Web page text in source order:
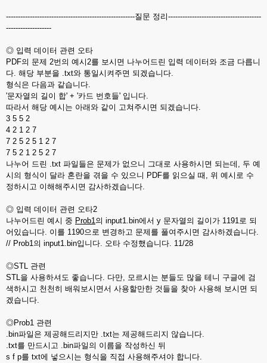
------------------------------------------------------질문 정리---------------------------------------
-------------------
◎ 입력 데이터 관련 오타
PDF의 문제 2번의 예시2를 보시면 나누어드린 입력 데이터와 조금 다릅니
다. 해당 부분을 .txt와 통일시켜주면 되겠습니다.
형식은 다음과 같습니다.
'문자열의 길이 합' + '카드 번호들' 입니다.
따라서 해당 예시는 아래와 같이 고쳐주시면 되겠습니다.
3 5 5 2
4 2 1 2 7
7 2 5 2 5 1 2 7
7 5 2 1 2 5 2 7
나누어 드린 .txt 파일들은 문제가 없으니 그대로 사용하시면 되는데, 두 예
시의 형식이 달라 혼란을 겪을 수 있으니 PDF를 읽으실 때, 위 예시로 수
정하시고 이해해주시면 감사하겠습니다.
◎ 입력 데이터 관련 오타2
나누어드린 예시 중 Prob1의 input1.bin에서 y 문자열의 길이가 1191로 되
어있습니다. 이를 1190으로 변경하고 문제를 풀여주시면 감사하겠습니다.
// Prob1의 input1.bin입니다. 오타 수정했습니다. 11/28
◎STL 관련
STL을 사용하셔도 좋습니다. 다만, 모르시는 분들도 많을 테니 구글에 검
색하시고 천천히 배워보시면서 사용할만한 것들을 찾아 사용해 보시면 되
겠습니다.
◎Prob1 관련
.bin파일은 제공해드리지만 .txt는 제공해드리지 않습니다.
.txt를 만드시고 .bin파일의 이름을 작성하신 뒤
s f p를 txt에 넣으시는 형식을 직접 사용해주셔야 합니다.